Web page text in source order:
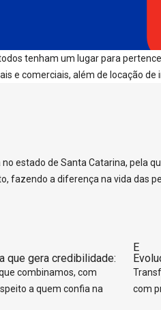
tenham um lugar para
e comerciais, além de locação de
estado de Santa Catarina, pela
fazendo a diferença na vida das
que gera credibilidade:
combinamos, com
a quem confia na
E
com